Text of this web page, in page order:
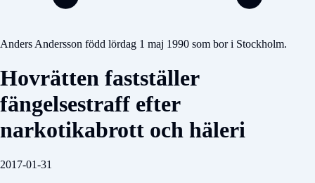
Anders Andersson född lördag 1 maj 1990 som bor i Stockholm.
Hovrätten fastställer
fängelsestraff efter
narkotikabrott och häleri
2017-01-31